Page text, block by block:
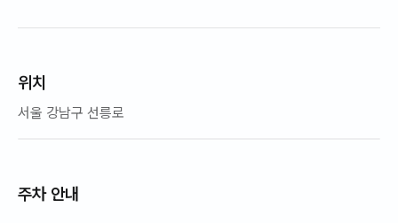
위치
서울 강남구 선릉로
주차 안내